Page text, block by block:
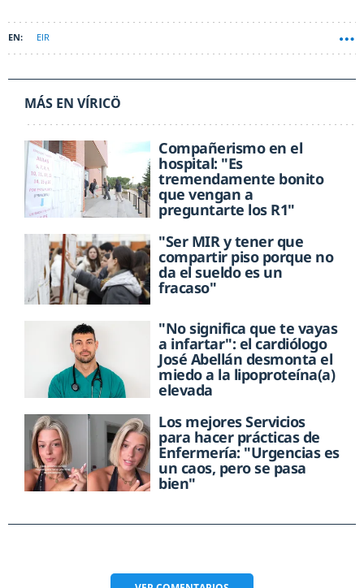
EIR
MÁS EN VÍRICÖ
Compañerismo en el
hospital: "Es
tremendamente bonito
que vengan a
preguntarte los R1"
"Ser MIR y tener que
compartir piso porque no
da el sueldo es un
fracaso"
"No significa que te vayas
a infartar": el cardiólogo
José Abellán desmonta el
miedo a la lipoproteína(a)
elevada
Los mejores Servicios
para hacer prácticas de
Enfermería: "Urgencias es
un caos, pero se pasa
bien"